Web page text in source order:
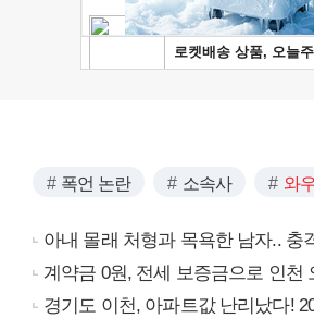
폭언 논란 소속사 와
아내 몰래 처형과 목욕한 남자.. 충
계약금 0원, 전세 보증금으로 인천
경기도 이천, 아파트값 난리났다!